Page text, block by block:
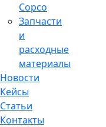
Copco
Запчасти
и
расходные
материалы
Новости
Кейсы
Статьи
Контакты